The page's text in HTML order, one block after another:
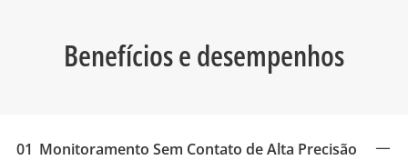
Benefícios e desempenhos
01 Monitoramento Sem Contato de Alta Precisão